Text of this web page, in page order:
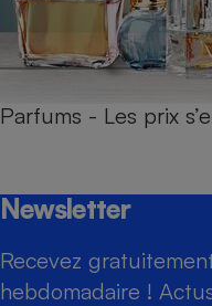
Parfums - Les prix
Newsletter
Recevez
hebdomadaire !